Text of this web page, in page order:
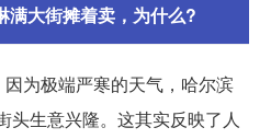
满大街摊着卖，为什么?
因为极端严寒的天气，哈尔滨
头生意兴隆。这其实反映了人